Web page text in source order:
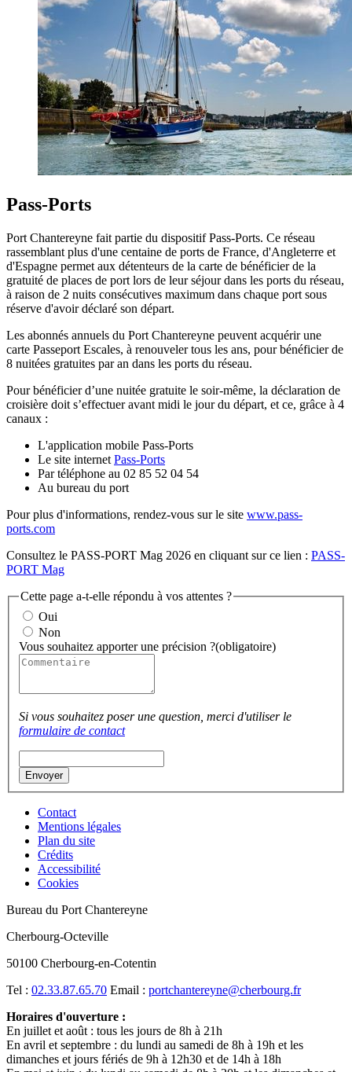
Pass-Ports
Port Chantereyne fait partie du dispositif Pass-Ports. Ce réseau
rassemblant plus d'une centaine de ports de France, d'Angleterre et
d'Espagne permet aux détenteurs de la carte de bénéficier de la
gratuité de places de port lors de leur séjour dans les ports du réseau,
à raison de 2 nuits consécutives maximum dans chaque port sous
réserve d'avoir déclaré son départ.
Les abonnés annuels du Port Chantereyne peuvent acquérir une
carte Passeport Escales, à renouveler tous les ans, pour bénéficier de
8 nuitées gratuites par an dans les ports du réseau.
Pour bénéficier d’une nuitée gratuite le soir-même, la déclaration de
croisière doit s’effectuer avant midi le jour du départ, et ce, grâce à 4
canaux :
L'application mobile Pass-Ports
Le site internet Pass-Ports
Par téléphone au 02 85 52 04 54
Au bureau du port
Pour plus d'informations, rendez-vous sur le site www.pass-
ports.com
Consultez le PASS-PORT Mag 2026 en cliquant sur ce lien : PASS-
PORT Mag
Cette page a-t-elle répondu à vos attentes ?
Oui
Non
Vous souhaitez apporter une précision ?(obligatoire)
Si vous souhaitez poser une question, merci d'utiliser le
formulaire de contact
Contact
Mentions légales
Plan du site
Crédits
Accessibilité
Cookies
Bureau du Port Chantereyne
Cherbourg-Octeville
50100 Cherbourg-en-Cotentin
Tel : 02.33.87.65.70 Email : portchantereyne@cherbourg.fr
Horaires d'ouverture :
En juillet et août : tous les jours de 8h à 21h
En avril et septembre : du lundi au samedi de 8h à 19h et les
dimanches et jours fériés de 9h à 12h30 et de 14h à 18h